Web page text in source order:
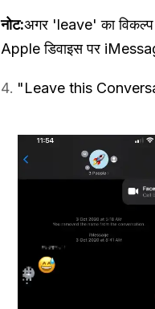
नोट:अगर 'leave' का विकल्प
Apple डिवाइस पर
"Leave this